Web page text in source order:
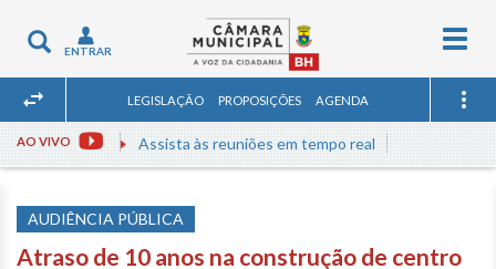
Toggle
navigation
ENTRAR
LEGISLAÇÃO PROPOSIÇÕES AGENDA
AO VIVO Assista às reuniões em tempo real
AUDIÊNCIA PÚBLICA
Atraso de 10 anos na construção de centro